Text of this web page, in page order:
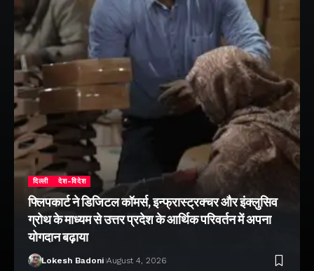
दिल्ली देश-विदेश
फ्लिपकार्ट ने डिजिटल कॉमर्स, इन्फ्रास्ट्रक्चर और इंक्लुसिव
ग्रोथ के माध्यम से उत्तर प्रदेश के आर्थिक परिवर्तन में अपना
योगदान बढ़ाया
Lokesh Badoni August 4, 2026